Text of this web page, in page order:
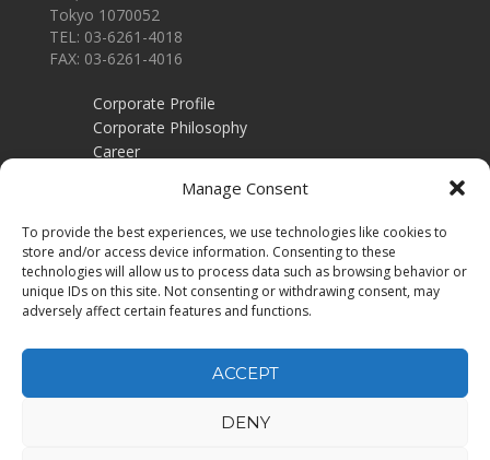
Manage Consent
To provide the best experiences, we use technologies like cookies to
store and/or access device information. Consenting to these
technologies will allow us to process data such as browsing behavior or
unique IDs on this site. Not consenting or withdrawing consent, may
adversely affect certain features and functions.
ACCEPT
DENY
Tokyo 1070052
TEL: 03-6261-4018
FAX: 03-6261-4016
Corporate Profile
Corporate Philosophy
Career
Recruitment training
Privacy Policy
Job Seekers
Job Search